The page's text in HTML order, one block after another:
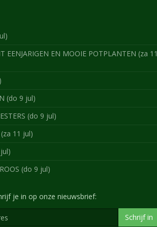
EENJARIGEN EN MOOIE POTPLANTEN (za 11
(do 9 jul)
(do 9 jul)
(za 11 jul)
(do 9 jul)
je in op onze nieuwsbrief:
Schrijf in